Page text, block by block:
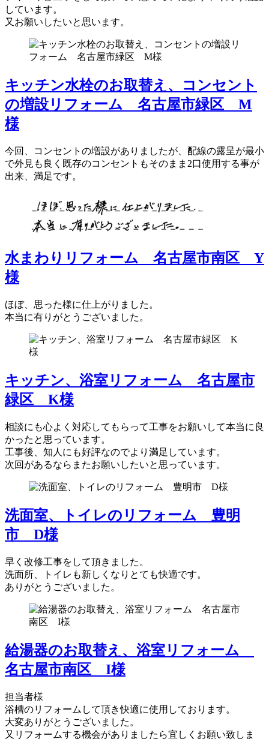
しています。
又お願いしたいと思います。
キッチン水栓のお取替え、コンセント
の増設リフォーム 名古屋市緑区 M
様
今回、コンセントの増設がありましたが、配線の露呈が最小
で外見も良く既存のコンセントもそのまま2口使用する事が
出来、満足です。
水まわりリフォーム 名古屋市南区 Y
様
ほぼ、思った様に仕上がりました。
本当に有りがとうございました。
キッチン、浴室リフォーム 名古屋市
緑区 K様
相談にも心よく対応してもらって工事をお願いして本当に良
かったと思っています。
工事後、知人にも好評なのでより満足しています。
次回があるならまたお願いしたいと思っています。
洗面室、トイレのリフォーム 豊明
市 D様
早く改修工事をして頂きました。
洗面所、トイレも新しくなりとても快適です。
ありがとうございました。
給湯器のお取替え、浴室リフォーム
名古屋市南区 I様
担当者様
浴槽のリフォームして頂き快適に使用しております。
大変ありがとうございました。
又リフォームする機会がありましたら宜しくお願い致しま